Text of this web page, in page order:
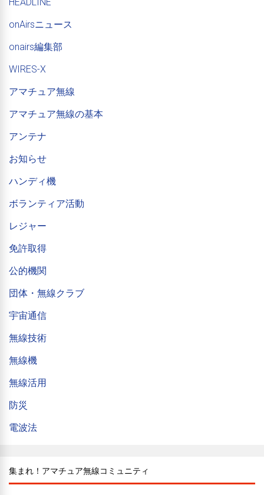
onAirsニュース
onairs編集部
WIRES-X
アマチュア無線
アマチュア無線の基本
アンテナ
お知らせ
ハンディ機
ボランティア活動
レジャー
免許取得
公的機関
団体・無線クラブ
宇宙通信
無線技術
無線機
無線活用
防災
電波法
集まれ！アマチュア無線コミュニティ